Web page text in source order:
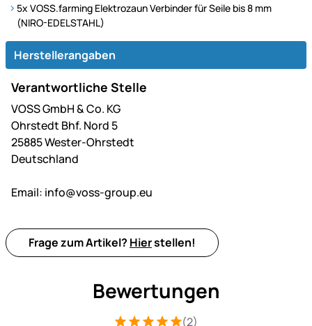
5x VOSS.farming Elektrozaun Verbinder für Seile bis 8 mm
(NIRO-EDELSTAHL)
Herstellerangaben
Verantwortliche Stelle
VOSS GmbH & Co. KG
Ohrstedt Bhf. Nord 5
25885 Wester-Ohrstedt
Deutschland
Email: info@voss-group.eu
Frage zum Artikel? Hierstellen!
Bewertungen
(2)